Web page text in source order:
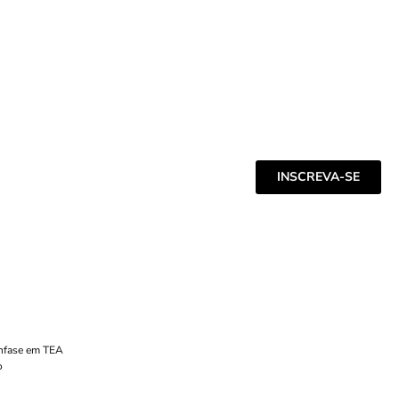
em TEA
INSCREVA-SE